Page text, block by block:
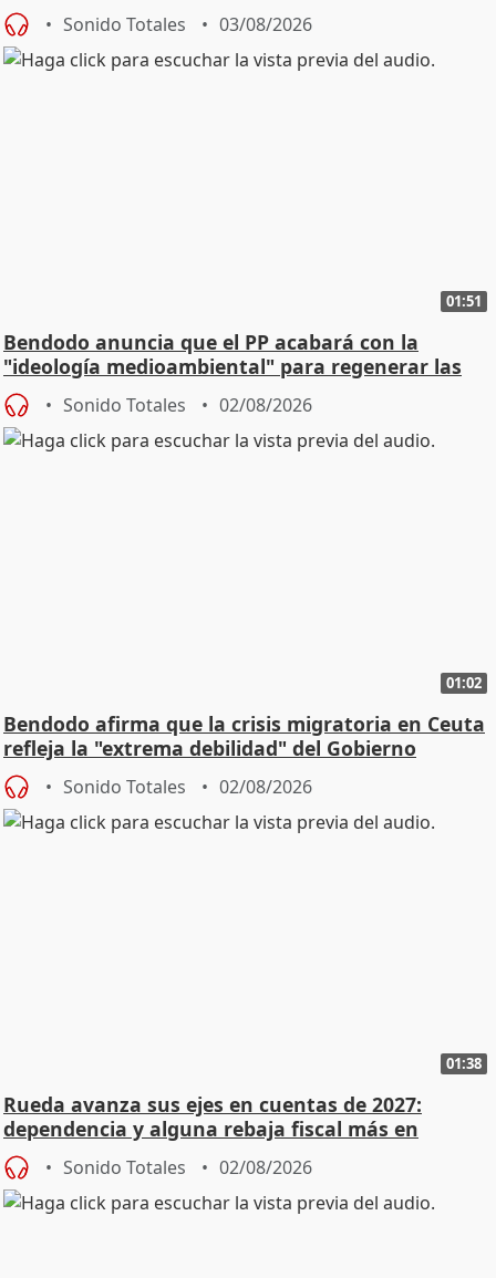
Sonido Totales 03/08/2026
01:51
Bendodo anuncia que el PP acabará con la
"ideología medioambiental" para regenerar las
playas
Sonido Totales 02/08/2026
01:02
Bendodo afirma que la crisis migratoria en Ceuta
refleja la "extrema debilidad" del Gobierno
Sonido Totales 02/08/2026
01:38
Rueda avanza sus ejes en cuentas de 2027:
dependencia y alguna rebaja fiscal más en
vivienda
Sonido Totales 02/08/2026